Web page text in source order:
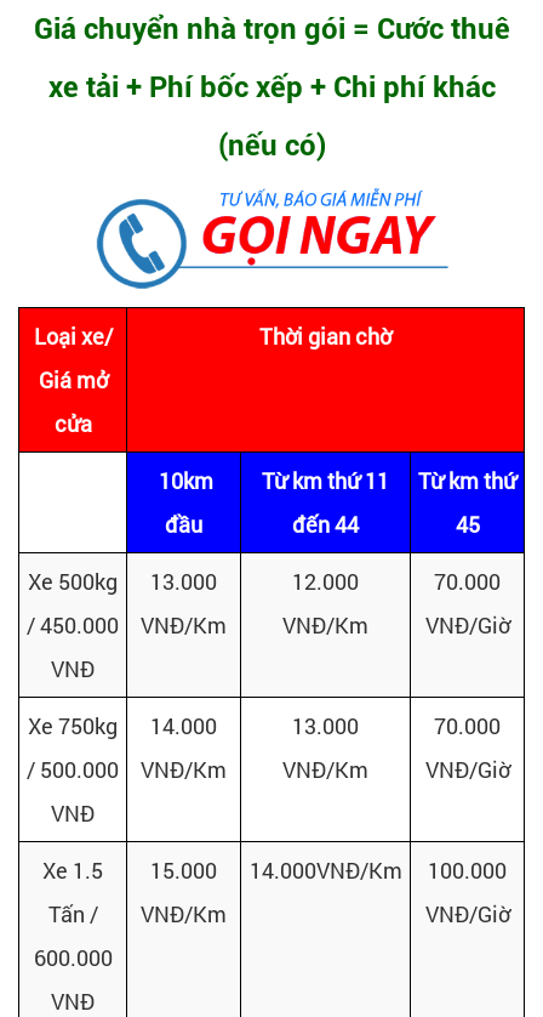
Giá chuyển nhà trọn gói = Cước thuê
xe tải + Phí bốc xếp + Chi phí khác
(nếu có)
Loại xe/
Giá mở
cửa
Thời gian chờ
10km
đầu
Từ km thứ 11
đến 44
Từ km thứ
45
Xe 500kg
/ 450.000
VNĐ
13.000
VNĐ/Km
12.000
VNĐ/Km
70.000
VNĐ/Giờ
Xe 750kg
/ 500.000
VNĐ
14.000
VNĐ/Km
13.000
VNĐ/Km
70.000
VNĐ/Giờ
Xe 1.5
Tấn /
600.000
VNĐ
15.000
VNĐ/Km
14.000VNĐ/Km
100.000
VNĐ/Giờ